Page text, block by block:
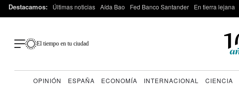
Destacamos: Últimas noticias Aída Bao Fed Banco Santander En tierra lejana
El tiempo en tu ciudad
OPINIÓN ESPAÑA ECONOMÍA INTERNACIONAL CIENCIA